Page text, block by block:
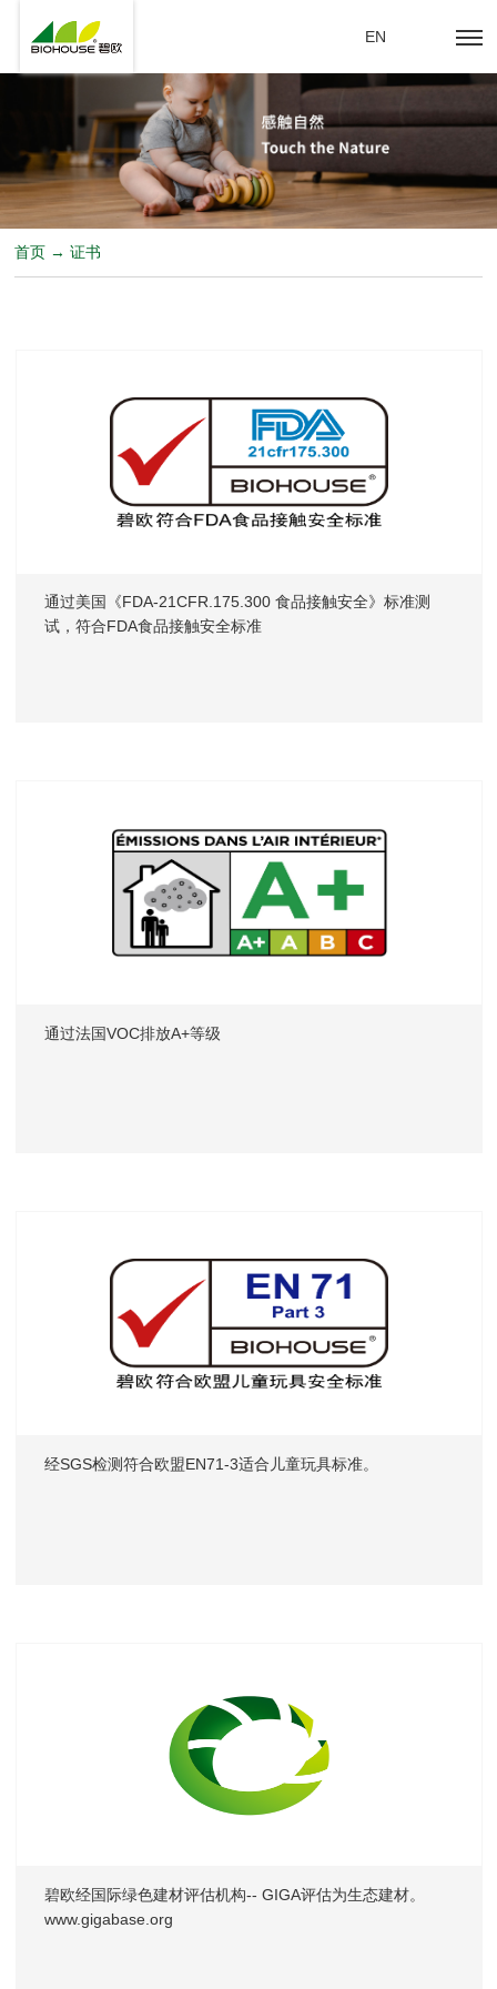
EN
首页 → 证书
通过美国《FDA-21CFR.175.300 食品接触安全》标准测
试，符合FDA食品接触安全标准
通过法国VOC排放A+等级
经SGS检测符合欧盟EN71-3适合儿童玩具标准。
碧欧经国际绿色建材评估机构-- GIGA评估为生态建材。
www.gigabase.org